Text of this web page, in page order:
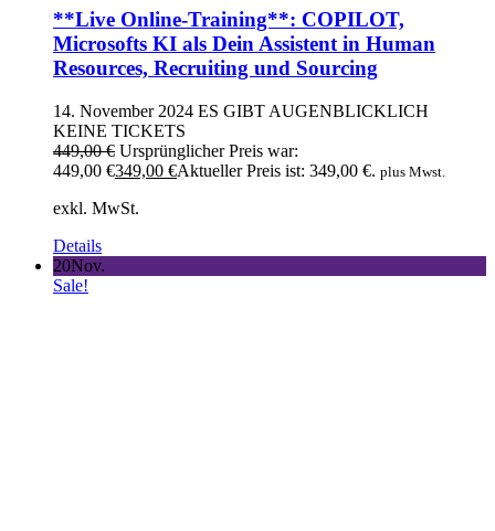
**Live Online-Training**: COPILOT,
Microsofts KI als Dein Assistent in Human
Resources, Recruiting und Sourcing
14. November 2024 ES GIBT AUGENBLICKLICH
KEINE TICKETS
449,00€ Ursprünglicher Preis war:
449,00 €349,00 €Aktueller Preis ist: 349,00 €. plus Mwst.
exkl. MwSt.
Details
20Nov.
Sale!